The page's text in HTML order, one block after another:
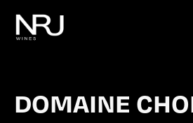
DOMAINE